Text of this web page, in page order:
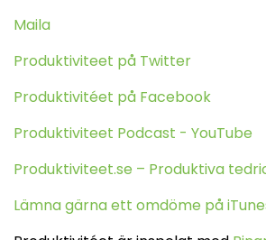
Maila
Produktiviteet på Twitter
Produktivitéet på Facebook
Produktiviteet Podcast - YouTube
Produktiviteet.se – Produktiva
Lämna gärna ett omdöme på